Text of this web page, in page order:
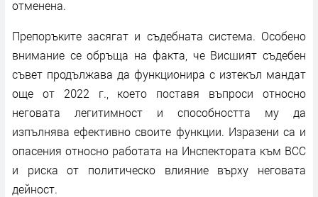
отменена.
Препоръките засягат и съдебната система. Особено
внимание се обръща на факта, че Висшият съдебен
съвет продължава да функционира с изтекъл мандат
още от 2022 г., което поставя въпроси относно
неговата легитимност и способността му да
изпълнява ефективно своите функции. Изразени са и
опасения относно работата на Инспектората към ВСС
и риска от политическо влияние върху неговата
дейност.